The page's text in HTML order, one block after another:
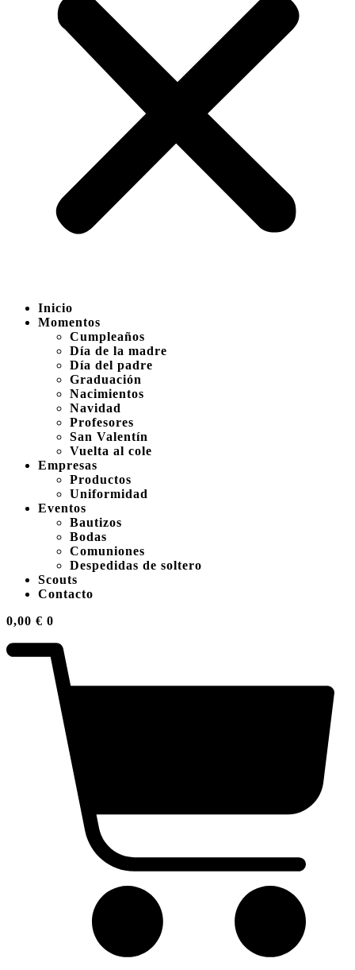
Inicio
Momentos
Cumpleaños
Día de la madre
Día del padre
Graduación
Nacimientos
Navidad
Profesores
San Valentín
Vuelta al cole
Empresas
Productos
Uniformidad
Eventos
Bautizos
Bodas
Comuniones
Despedidas de soltero
Scouts
Contacto
0,00 € 0